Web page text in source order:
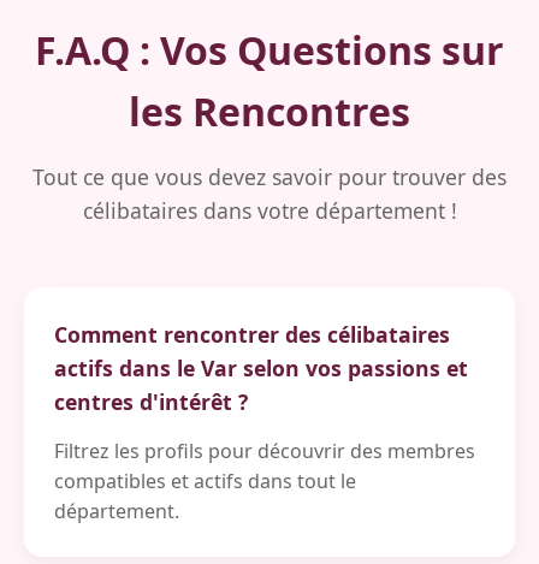
F.A.Q : Vos Questions sur
les Rencontres
Tout ce que vous devez savoir pour trouver des
célibataires dans votre département !
Comment rencontrer des célibataires
actifs dans le Var selon vos passions et
centres d'intérêt ?
Filtrez les profils pour découvrir des membres
compatibles et actifs dans tout le
département.